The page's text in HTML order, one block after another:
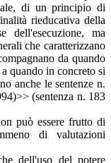
di un principio di
rieducativa della
dell'esecuzione, ma
che caratterizzano
da quando
quando in concreto si
anche le sentenze n.
(sentenza n. 183
può essere frutto di
di valutazioni
dell'uso del potere